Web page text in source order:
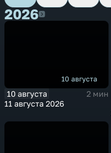
20262026
10 августа
10 августа
2 мин
11 августа 2026